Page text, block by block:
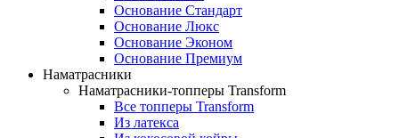
Основание Стандарт
Основание Люкс
Основание Эконом
Основание Премиум
Наматрасники
Наматрасники-топперы Transform
Все топперы Transform
Из латекса